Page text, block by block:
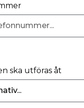
ska utföras åt